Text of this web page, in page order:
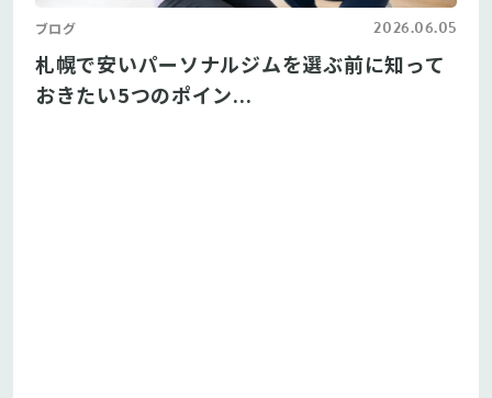
ブログ 2026.06.05
札幌で安いパーソナルジムを選ぶ前に知って
おきたい5つのポイン...